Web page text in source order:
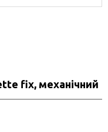
fix, механічний